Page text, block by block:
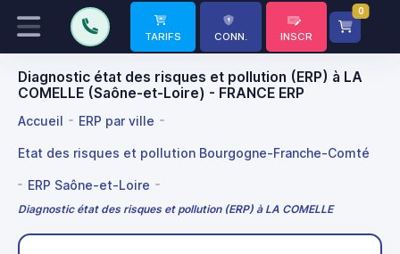
TARIFS CONN. INSCR
0
Diagnostic état des risques et pollution (ERP) à LA
COMELLE (Saône-et-Loire) - FRANCE ERP
Accueil ERP par ville
Etat des risques et pollution Bourgogne-Franche-Comté
ERP Saône-et-Loire
Diagnostic état des risques et pollution (ERP) à LA COMELLE